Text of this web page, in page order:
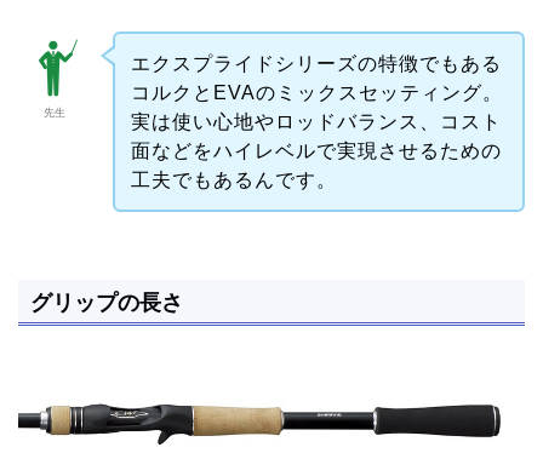
先生
エクスプライドシリーズの特徴でもある
コルクとEVAのミックスセッティング。
実は使い心地やロッドバランス、コスト
面などをハイレベルで実現させるための
工夫でもあるんです。
グリップの長さ